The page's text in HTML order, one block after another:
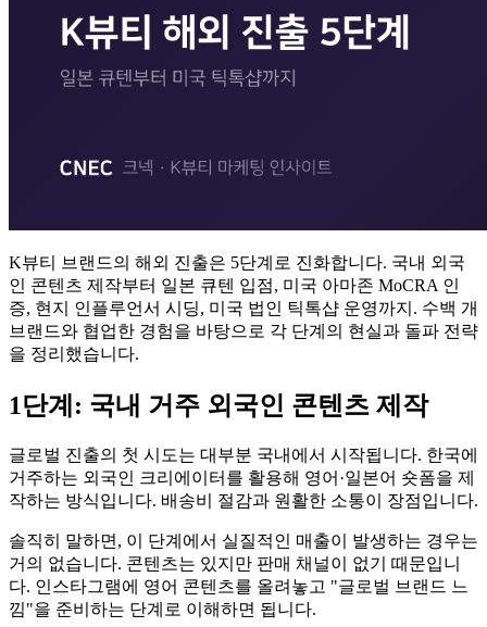
K뷰티 브랜드의 해외 진출은 5단계로 진화합니다. 국내 외국
인 콘텐츠 제작부터 일본 큐텐 입점, 미국 아마존 MoCRA 인
증, 현지 인플루언서 시딩, 미국 법인 틱톡샵 운영까지. 수백 개
브랜드와 협업한 경험을 바탕으로 각 단계의 현실과 돌파 전략
을 정리했습니다.
1단계: 국내 거주 외국인 콘텐츠 제작
글로벌 진출의 첫 시도는 대부분 국내에서 시작됩니다. 한국에
거주하는 외국인 크리에이터를 활용해 영어·일본어 숏폼을 제
작하는 방식입니다. 배송비 절감과 원활한 소통이 장점입니다.
솔직히 말하면, 이 단계에서 실질적인 매출이 발생하는 경우는
거의 없습니다. 콘텐츠는 있지만 판매 채널이 없기 때문입니
다. 인스타그램에 영어 콘텐츠를 올려놓고 "글로벌 브랜드 느
낌"을 준비하는 단계로 이해하면 됩니다.